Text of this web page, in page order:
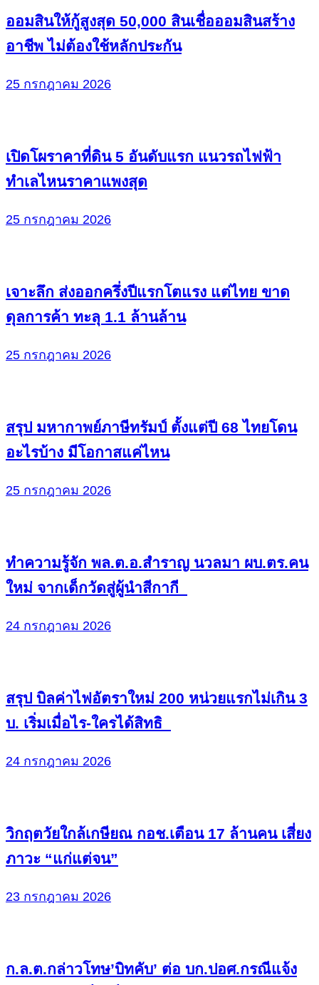
ออมสินให้กู้สูงสุด 50,000 สินเชื่อออมสินสร้าง
อาชีพ ไม่ต้องใช้หลักประกัน
25 กรกฎาคม 2026
เปิดโผราคาที่ดิน 5 อันดับแรก แนวรถไฟฟ้า
ทำเลไหนราคาแพงสุด
25 กรกฎาคม 2026
เจาะลึก ส่งออกครึ่งปีแรกโตแรง แต่ไทย ขาด
ดุลการค้า ทะลุ 1.1 ล้านล้าน
25 กรกฎาคม 2026
สรุป มหากาพย์ภาษีทรัมป์ ตั้งแต่ปี 68 ไทยโดน
อะไรบ้าง มีโอกาสแค่ไหน
25 กรกฎาคม 2026
ทำความรู้จัก พล.ต.อ.สำราญ นวลมา ผบ.ตร.คน
ใหม่ จากเด็กวัดสู่ผู้นำสีกากี
24 กรกฎาคม 2026
สรุป บิลค่าไฟอัตราใหม่ 200 หน่วยแรกไม่เกิน 3
บ. เริ่มเมื่อไร-ใครได้สิทธิ
24 กรกฎาคม 2026
วิกฤตวัยใกล้เกษียณ กอช.เตือน 17 ล้านคน เสี่ยง
ภาวะ “แก่แต่จน”
23 กรกฎาคม 2026
ก.ล.ต.กล่าวโทษ’บิทคับ’ ต่อ บก.ปอศ.กรณีแจ้ง